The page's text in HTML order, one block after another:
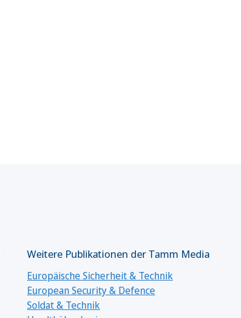
Weitere Publikationen der Tamm Media
Europäische Sicherheit & Technik
European Security & Defence
Soldat & Technik